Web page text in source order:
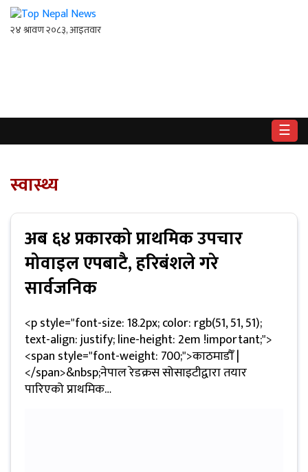
☰
राजनीति
अर्थ
खेलकुद
विश्व
बिचार
अन्तर्वाता
मनोरन्जन
प्रबास
स्वास्थ्य
अब ६४ प्रकारको प्राथमिक उपचार
मोवाइल एपबाटै, हरिबंशले गरे
सार्वजनिक
<p style="font-size: 18.2px; color: rgb(51, 51, 51);
text-align: justify; line-height: 2em !important;">
<span style="font-weight: 700;">काठमाडौँ |
</span>&nbsp;नेपाल रेडक्रस सोसाइटीद्वारा तयार
पारिएको प्राथमिक…